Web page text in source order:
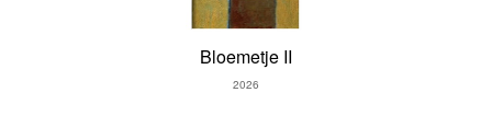
Bloemetje II
2026